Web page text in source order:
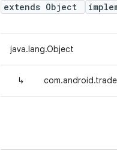
extends Object
java.lang.Object
↳